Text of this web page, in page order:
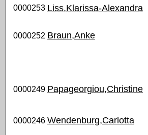
0000253 Liss,Klarissa-Alexandra
0000252 Braun,Anke
0000249 Papageorgiou,Christine
0000246 Wendenburg,Carlotta